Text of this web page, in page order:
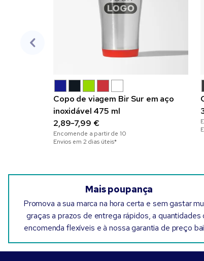
Copo de viagem Bir Sur em aço
inoxidável 475 ml
2,89-7,99 €
Encomende a partir de 10
Envios em 2 dias úteis*
Mais poupança
Promova a sua marca na hora certa e sem gastar
graças a prazos de entrega rápidos, a quantidades
encomenda flexíveis e à nossa garantia de preço